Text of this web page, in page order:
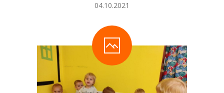
-- Odluka o sudjelovanju roditelja-korisnika u cijeni
programa Dječjeg vrtića Bubamara Glina
-- PRAVILNIK O UPISU DJECE U DJEČJI VRTIĆ
BUBAMARA GLINA
04.10.2021